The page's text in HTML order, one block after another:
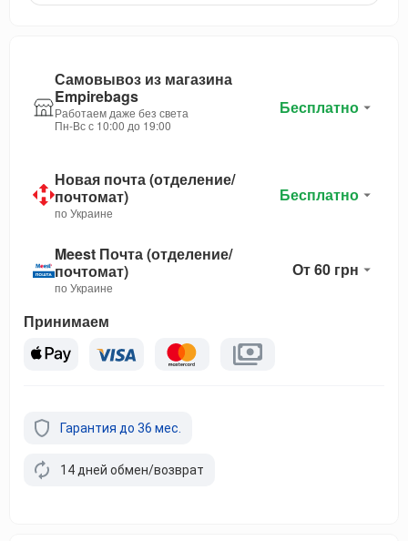
Самовывоз из магазина
Empirebags
Работаем даже без света
Пн-Вс с 10:00 до 19:00
Бесплатно
Новая почта (отделение/
почтомат)
по Украине
Бесплатно
Meest Почта (отделение/
почтомат)
по Украине
От 60 грн
Принимаем
Гарантия до 36 мес.
14 дней обмен/возврат